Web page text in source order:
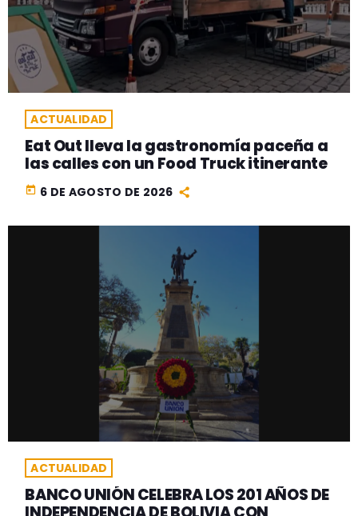
ACTUALIDAD
Eat Out lleva la gastronomía paceña a
las calles con un Food Truck itinerante
today 6 DE AGOSTO DE 2026
ACTUALIDAD
BANCO UNIÓN CELEBRA LOS 201 AÑOS DE